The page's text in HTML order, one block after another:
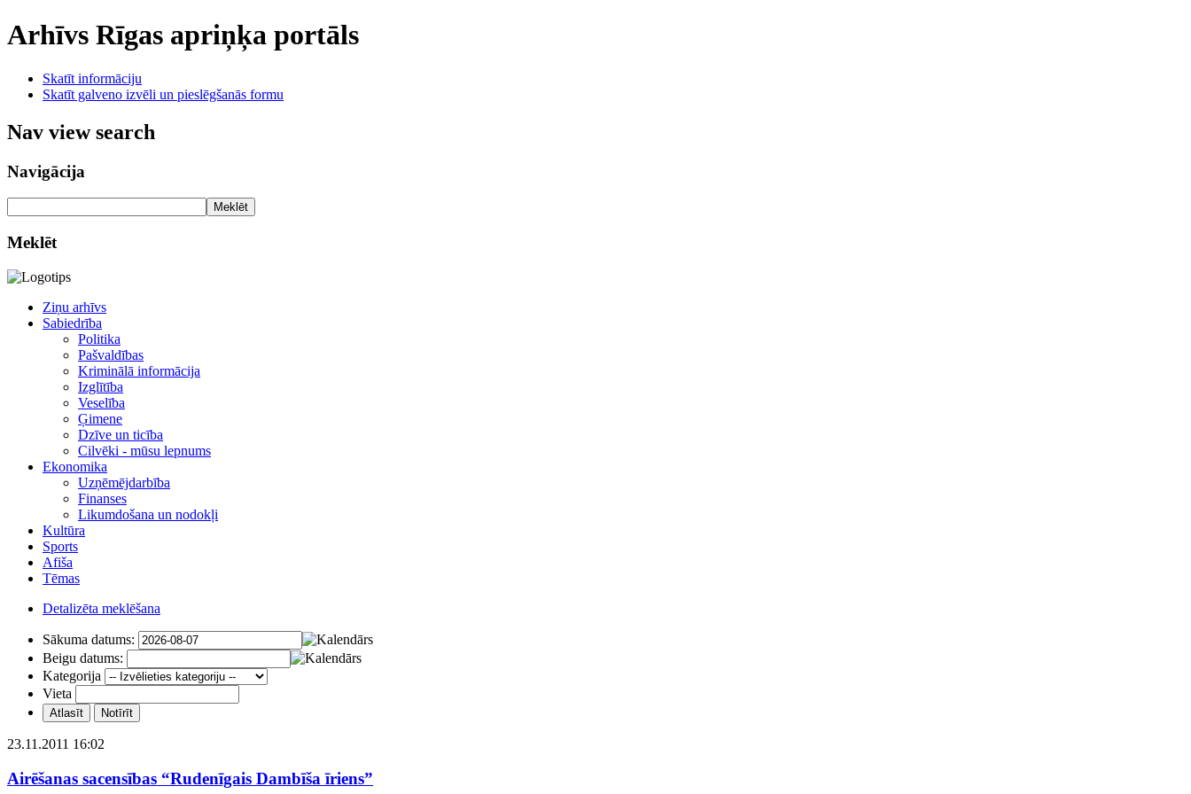
Arhīvs Rīgas apriņķa portāls
Skatīt informāciju
Skatīt galveno izvēli un pieslēgšanās formu
Nav view search
Navigācija
Meklēt
Meklēt
Ziņu arhīvs
Sabiedrība
Politika
Pašvaldības
Kriminālā informācija
Izglītība
Veselība
Ģimene
Dzīve un ticība
Cilvēki - mūsu lepnums
Ekonomika
Uzņēmējdarbība
Finanses
Likumdošana un nodokļi
Kultūra
Sports
Afiša
Tēmas
Detalizēta meklēšana
Sākuma datums:
Beigu datums:
Kategorija
Vieta
23.11.2011 16:02
Airēšanas sacensības “Rudenīgais Dambīša īriens”